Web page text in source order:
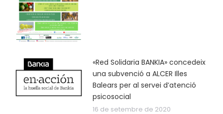
«Red Solidaria BANKIA» concedeix
una subvenció a ALCER Illes
Balears per al servei d’atenció
psicosocial
16 de setembre de 2020